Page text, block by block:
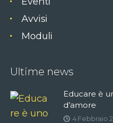
Avvisi
Moduli
Ultime news
Educare è
d’amore
4 Febbraio